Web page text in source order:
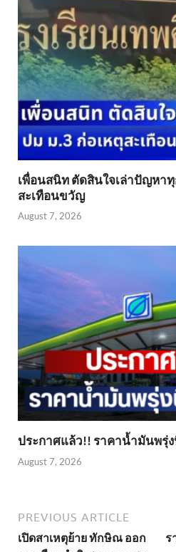
เพื่อนสนิท ตัดสินใจเล่าปัญหาทุ
สะเทือนขวัญ
August 7, 2026
ประกาศแล้ว!! ราคาน้ำมันพรุ่ง
August 7, 2026
PREVIOUS ARTICLE
เปิดสาเหตุย้าย ทักษิณ ออก
ร